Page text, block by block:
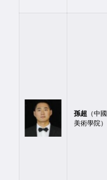
孫超 （中國
美術學院）